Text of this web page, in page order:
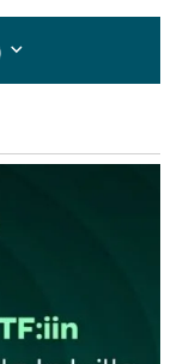
sijoittaa
lapsen
tämä